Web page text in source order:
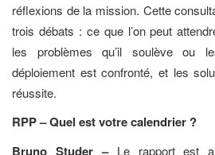
réflexions de la mission. Cette
trois débats : ce que l’on peut
les problèmes qu’il soulève ou
déploiement est confronté, et les
réussite.
RPP – Quel est votre calendrier ?
Bruno Studer –Le rapport est